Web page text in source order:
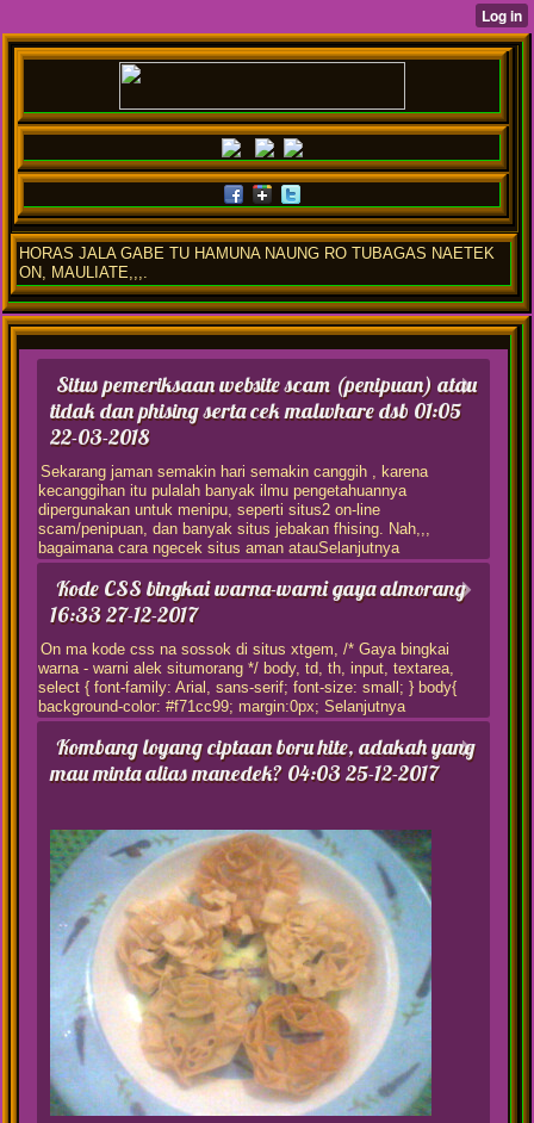
HORAS JALA GABE TU HAMUNA NAUNG RO TUBAGAS NAETEK
ON, MAULIATE,,,.
Situs pemeriksaan website scam (penipuan) atau
tidak dan phising serta cek malwhare dsb 01:05
22-03-2018
Sekarang jaman semakin hari semakin canggih , karena
kecanggihan itu pulalah banyak ilmu pengetahuannya
dipergunakan untuk menipu, seperti situs2 on-line
scam/penipuan, dan banyak situs jebakan fhising. Nah,,,
bagaimana cara ngecek situs aman atauSelanjutnya
Kode CSS bingkai warna-warni gaya almorang
16:33 27-12-2017
On ma kode css na sossok di situs xtgem, /* Gaya bingkai
warna - warni alek situmorang */ body, td, th, input, textarea,
select { font-family: Arial, sans-serif; font-size: small; } body{
background-color: #f71cc99; margin:0px; Selanjutnya
Kombang loyang ciptaan boru hite, adakah yang
mau minta alias manedek? 04:03 25-12-2017